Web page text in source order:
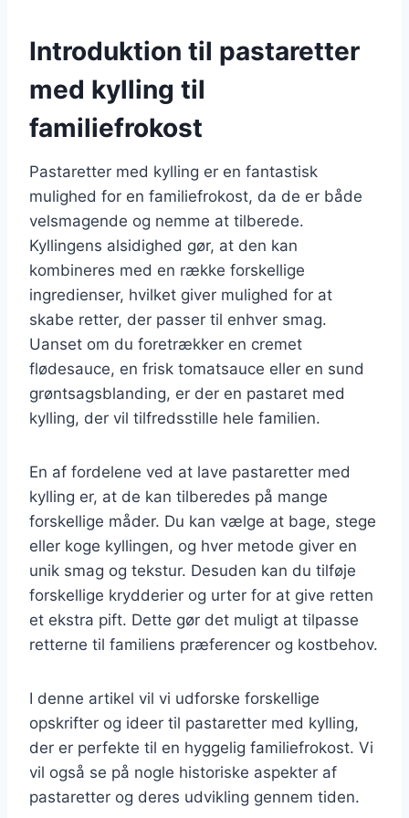
Introduktion til pastaretter
med kylling til
familiefrokost
Pastaretter med kylling er en fantastisk
mulighed for en familiefrokost, da de er både
velsmagende og nemme at tilberede.
Kyllingens alsidighed gør, at den kan
kombineres med en række forskellige
ingredienser, hvilket giver mulighed for at
skabe retter, der passer til enhver smag.
Uanset om du foretrækker en cremet
flødesauce, en frisk tomatsauce eller en sund
grøntsagsblanding, er der en pastaret med
kylling, der vil tilfredsstille hele familien.
En af fordelene ved at lave pastaretter med
kylling er, at de kan tilberedes på mange
forskellige måder. Du kan vælge at bage, stege
eller koge kyllingen, og hver metode giver en
unik smag og tekstur. Desuden kan du tilføje
forskellige krydderier og urter for at give retten
et ekstra pift. Dette gør det muligt at tilpasse
retterne til familiens præferencer og kostbehov.
I denne artikel vil vi udforske forskellige
opskrifter og ideer til pastaretter med kylling,
der er perfekte til en hyggelig familiefrokost. Vi
vil også se på nogle historiske aspekter af
pastaretter og deres udvikling gennem tiden.